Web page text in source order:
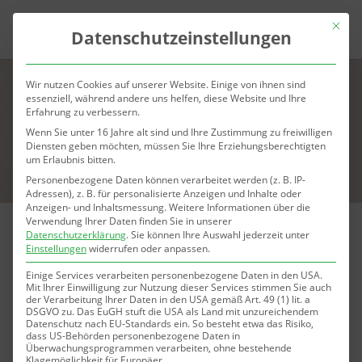
Lippenaufbau / Lippen mit Hyaluron
aufspritzen in Karlsruhe
R Sichere & langanhaltende Behandlung
R Spezialisierte und erfahrene Ärzte
Mit
Datenschutzeinstellungen
Wir nutzen Cookies auf unserer Website. Einige von ihnen sind
essenziell, während andere uns helfen, diese Website und Ihre
Erfahrung zu verbessern.
Wenn Sie unter 16 Jahre alt sind und Ihre Zustimmung zu freiwilligen
Diensten geben möchten, müssen Sie Ihre Erziehungsberechtigten
um Erlaubnis bitten.
Personenbezogene Daten können verarbeitet werden (z. B. IP-
Adressen), z. B. für personalisierte Anzeigen und Inhalte oder
Anzeigen- und Inhaltsmessung.Weitere Informationen über die
Verwendung Ihrer Daten finden Sie in unserer
Datenschutzerklärung.Sie können Ihre Auswahl jederzeit unter
Einstellungenwiderrufen oder anpassen.
Einige Services verarbeiten personenbezogene Daten in den USA.
Mit Ihrer Einwilligung zur Nutzung dieser Services stimmen Sie auch
der Verarbeitung Ihrer Daten in den USA gemäß Art. 49 (1) lit. a
DSGVO zu. Das EuGH stuft die USA als Land mit unzureichendem
Datenschutz nach EU-Standards ein. So besteht etwa das Risiko,
dass US-Behörden personenbezogene Daten in
Überwachungsprogrammen verarbeiten, ohne bestehende